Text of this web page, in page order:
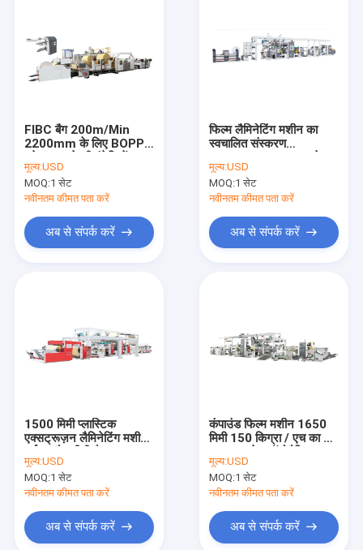
वीडियो
गुणवत्ता नियंत्रण
संपर्क करें
समाचार
FIBC बैग 200m/Min
2200mm के लिए BOPP
लैमिनेटिंग मशीन
मूल्य:USD
MOQ:1 सेट
नवीनतम कीमत पता करें
अब से संपर्क करें
फिल्म लैमिनेटिंग मशीन का
स्वचालित संस्करण
130kw
मूल्य:USD
MOQ:1 सेट
नवीनतम कीमत पता करें
अब से संपर्क करें
1500 मिमी प्लास्टिक
एक्सट्रूज़न लैमिनेटिंग मशीन
मीटर / मिनट के लिए
मूल्य:USD
MOQ:1 सेट
नवीनतम कीमत पता करें
अब से संपर्क करें
कंपाउंड फिल्म मशीन 1650
मिमी 150 किग्रा / एच का बोप
संस्करण
मूल्य:USD
MOQ:1 सेट
नवीनतम कीमत पता करें
अब से संपर्क करें